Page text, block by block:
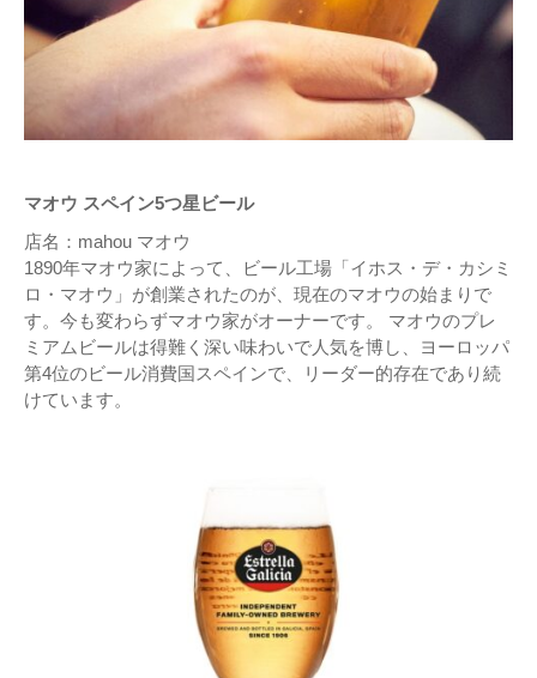
マオウ スペイン5つ星ビール
店名：mahou マオウ
1890年マオウ家によって、ビール工場「イホス・デ・カシミ
ロ・マオウ」が創業されたのが、現在のマオウの始まりで
す。今も変わらずマオウ家がオーナーです。 マオウのプレ
ミアムビールは得難く深い味わいで人気を博し、ヨーロッパ
第4位のビール消費国スペインで、リーダー的存在であり続
けています。